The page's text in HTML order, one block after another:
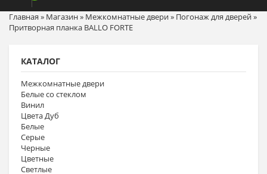
Главная » Магазин» Межкомнатные двери» Погонаж для дверей»
Притворная планка BALLO FORTE
КАТАЛОГ
Межкомнатные двери
Белые со стеклом
Винил
Цвета Дуб
Белые
Серые
Черные
Цветные
Светлые